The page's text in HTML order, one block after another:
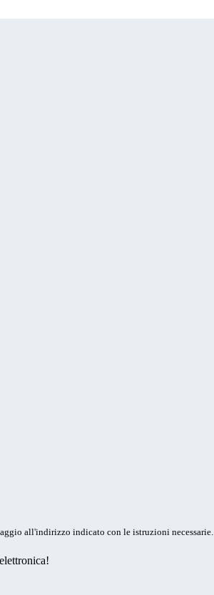
all'indirizzo indicato con le istruzioni necessarie.